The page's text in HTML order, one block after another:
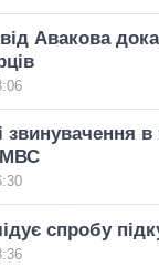
Авакова
в
МВС
спробу